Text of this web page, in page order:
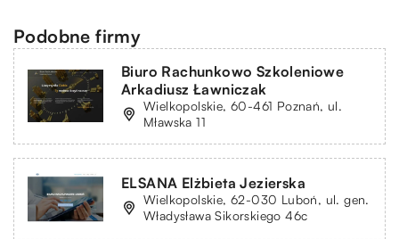
Podobne firmy
Biuro Rachunkowo Szkoleniowe
Arkadiusz Ławniczak
Wielkopolskie, 60-461 Poznań, ul.
Mławska 11
ELSANA Elżbieta Jezierska
Wielkopolskie, 62-030 Luboń, ul. gen.
Władysława Sikorskiego 46c